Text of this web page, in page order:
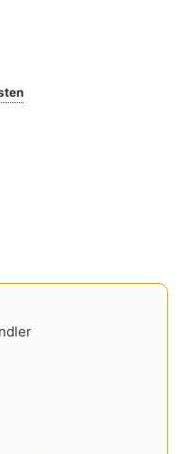
Spacetourer 2016-2024